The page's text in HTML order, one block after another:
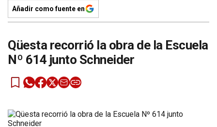
Añadir como fuente en
Qüesta recorrió la obra de la Escuela
Nº 614 junto Schneider